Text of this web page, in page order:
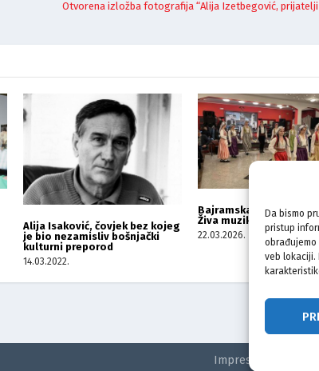
Da bismo
pristup
veb lokaciji.
Otvorena izložba fotografija “Alija Izetbegović,
Alija Isaković, čovjek bez kojeg
je bio nezamisliv bošnjački
kulturni preporod
14.03.2022.
Bajramska svečanost u
Živa muzika, kolo i
22.03.2026.
Impressum